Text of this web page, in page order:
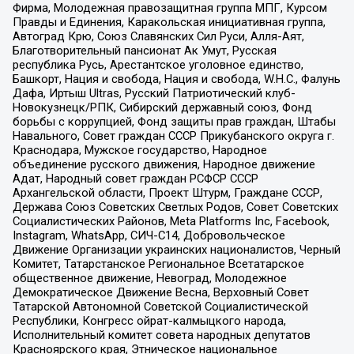
Фирма, Молодежная правозащитная группа МПГ, Курсом
Правды и Единения, Каракольская инициативная группа,
Автоград Крю, Союз Славянских Сил Руси, Алля-Аят,
Благотворительный пансионат Ак Умут, Русская
республика Русь, Арестантское уголовное единство,
Башкорт, Нация и свобода, Нация и свобода, W.H.С., Фалунь
Дафа, Иртыш Ultras, Русский Патриотический клуб-
Новокузнецк/РПК, Сибирский державный союз, Фонд
борьбы с коррупцией, Фонд защиты прав граждан, Штабы
Навального, Совет граждан СССР Прикубанского округа г.
Краснодара, Мужское государство, Народное
объединение русского движения, Народное движение
Адат, Народный совет граждан РСФСР СССР
Архангельской области, Проект Штурм, Граждане СССР,
Держава Союз Советских Светлых Родов, Совет Советских
Социалистических Районов, Meta Platforms Inc, Facebook,
Instagram, WhatsApp, СИЧ-С14, Добровольческое
Движение Организации украинских националистов, Черный
Комитет, Татарстанское Региональное Всетатарское
общественное движение, Невоград, Молодежное
Демократическое Движение Весна, Верховный Совет
Татарской Автономной Советской Социалистической
Республики, Конгресс ойрат-калмыцкого народа,
Исполнительный комитет совета народных депутатов
Красноярского края, Этническое национальное